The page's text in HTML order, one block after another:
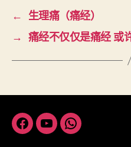
← 生理痛（痛经）
→ 痛经不仅仅是痛经 或
Facebook
YoutubeWhatsapp